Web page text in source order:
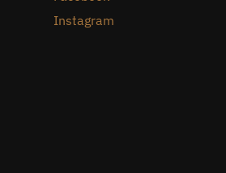
Instagram